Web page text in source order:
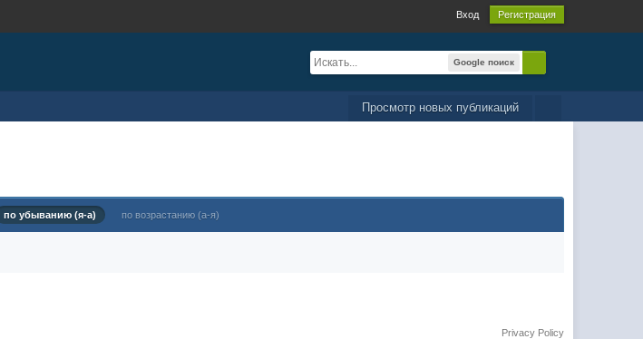
Вход Регистрация
Google поиск
Просмотр новых публикаций
по убыванию (я-а) по возрастанию (а-я)
Privacy Policy